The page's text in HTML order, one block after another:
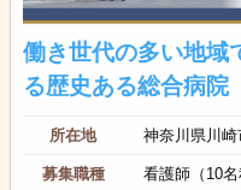
働き世代の多い地域
る歴史ある総合病院
所在地 神奈川県川
募集職種 看護師（10名